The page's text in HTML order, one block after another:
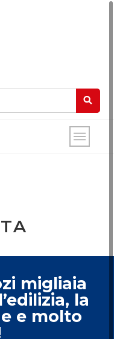
migliaia
la
e molto